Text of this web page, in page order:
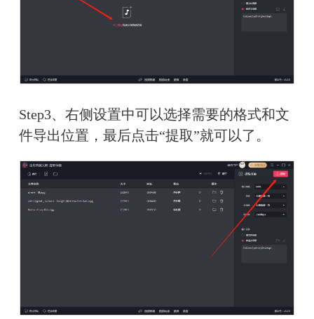
Step3、右侧设置中可以选择需要的格式和文
件导出位置，最后点击“提取”就可以了。